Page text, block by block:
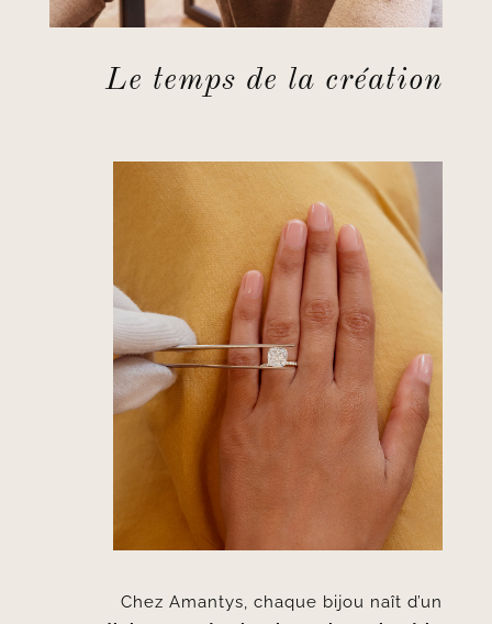
Le temps de la création
Chez Amantys, chaque bijou naît d’un